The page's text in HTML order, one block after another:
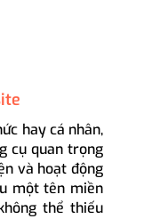
hay cá nhân,
cụ quan trọng
và hoạt động
một tên miền
thể thiếu